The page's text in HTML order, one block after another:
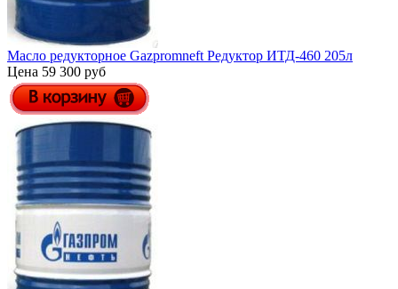
Масло редукторное Gazpromneft Редуктор ИТД-460 205л
Цена 59 300 руб